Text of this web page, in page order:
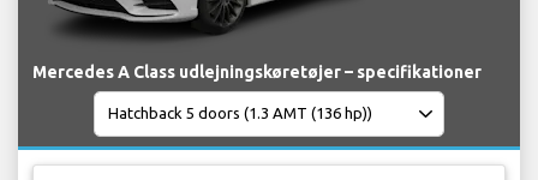
Mercedes A Class udlejningskøretøjer – specifikationer